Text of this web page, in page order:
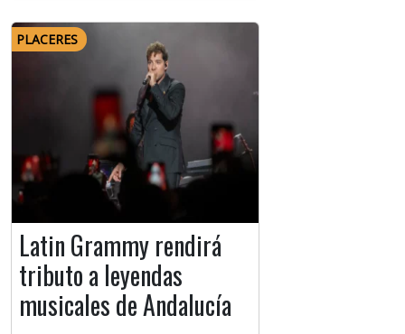
PLACERES
Latin Grammy rendirá
tributo a leyendas
musicales de Andalucía